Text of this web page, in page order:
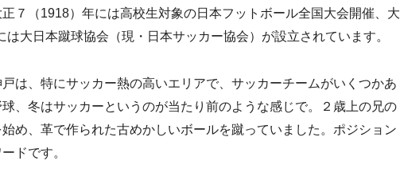
７（1918）年には高校生対象の日本フットボール全国大会開催、大
は大日本蹴球協会（現・日本サッカー協会）が設立されています。
は、特にサッカー熱の高いエリアで、サッカーチームがいくつかあ
、冬はサッカーというのが当たり前のような感じで。２歳上の兄の
め、革で作られた古めかしいボールを蹴っていました。ポジション
ドです。